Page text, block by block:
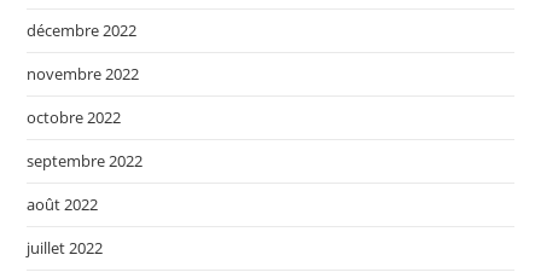
décembre 2022
novembre 2022
octobre 2022
septembre 2022
août 2022
juillet 2022